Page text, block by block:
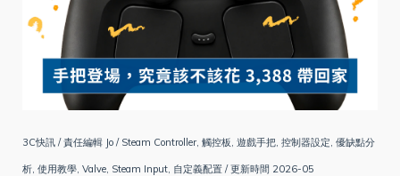
3C快訊 / 責任編輯 Jo / Steam Controller, 觸控板, 遊戲手把, 控制器設定, 優缺點分
析, 使用教學, Valve, Steam Input, 自定義配置 / 更新時間 2026-05